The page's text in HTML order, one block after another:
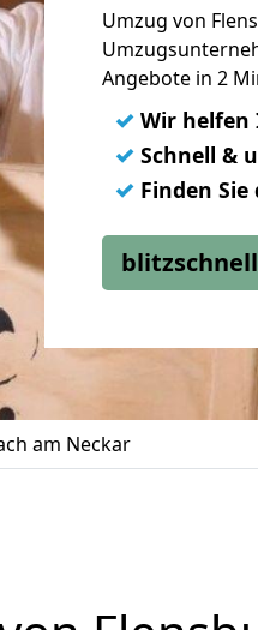
Umzug von
Angebote in 2
✓ Wir helfen
✓ Schnell &
✓ Finden
am Neckar